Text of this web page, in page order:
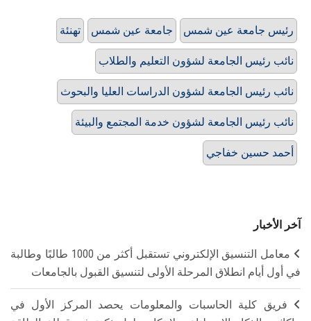
تهنئة جامعة عين شمس رئيس جامعة عين شمس
نائب رئيس الجامعة لشؤون التعليم والطلاب
نائب رئيس الجامعة لشؤون الدراسات العليا والبحوث
نائب رئيس الجامعة لشؤون خدمة المجتمع والبيئة
أحمد حسين خفاجي
آخر الأخبار
معامل التنسيق الإلكتروني تستقبل أكثر من 1000 طالبًا وطالبة
في أول أيام انطلاق المرحلة الأولى لتنسيق القبول بالجامعات
فريق كلية الحاسبات والمعلومات يحصد المركز الأول في